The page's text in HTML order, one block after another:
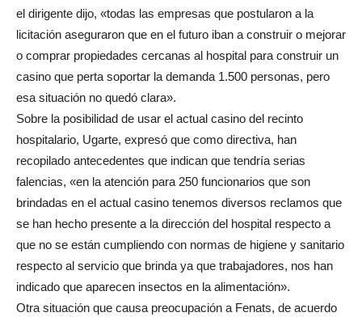
el dirigente dijo, «todas las empresas que postularon a la
licitación aseguraron que en el futuro iban a construir o mejorar
o comprar propiedades cercanas al hospital para construir un
casino que perta soportar la demanda 1.500 personas, pero
esa situación no quedó clara».
Sobre la posibilidad de usar el actual casino del recinto
hospitalario, Ugarte, expresó que como directiva, han
recopilado antecedentes que indican que tendría serias
falencias, «en la atención para 250 funcionarios que son
brindadas en el actual casino tenemos diversos reclamos que
se han hecho presente a la dirección del hospital respecto a
que no se están cumpliendo con normas de higiene y sanitario
respecto al servicio que brinda ya que trabajadores, nos han
indicado que aparecen insectos en la alimentación».
Otra situación que causa preocupación a Fenats, de acuerdo